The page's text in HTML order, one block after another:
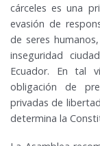
cárceles es una
evasión de
de seres
inseguridad
Ecuador. En tal
obligación de
privadas de
determina la